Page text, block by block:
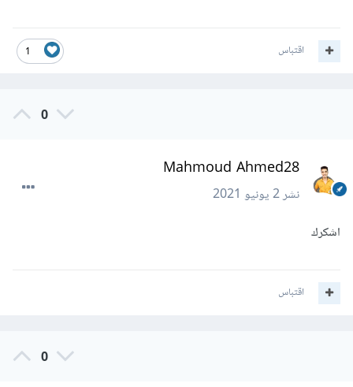
1 اقتباس
0
Mahmoud Ahmed28
نشر2 يونيو 2021
اشكرك
اقتباس
0